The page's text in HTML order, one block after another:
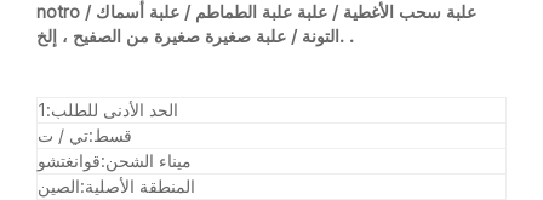
notro / علبة سحب الأغطية / علبة علبة الطماطم / علبة أسماك
التونة / علبة صغيرة صغيرة من الصفيح ، إلخ. .
الحد الأدنى للطلب:1
قسط:تي / ت
ميناء الشحن:قوانغتشو
المنطقة الأصلية:الصين